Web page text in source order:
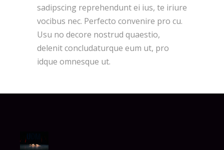
sadipscing reprehendunt ei ius, te iriure
vocibus nec. Perfecto convenire pro cu.
Usu no decore nostrud quaestio,
delenit concludaturque eum ut, pro
idque omnesque ut.